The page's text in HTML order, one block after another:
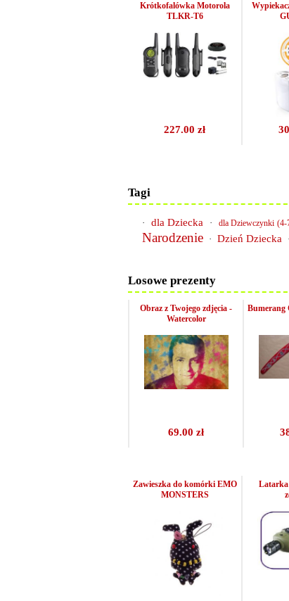
227.00 zł
Krótkofalówka Motorola
TLKR-T6
Tagi
· dla Dziecka · dla Dziewczynki (4-
Narodzenie · Dzień Dziecka ·
Losowe prezenty
69.00 zł
Obraz z Twojego zdjęcia -
Watercolor
Zawieszka do komórki EMO
MONSTERS
Latarka